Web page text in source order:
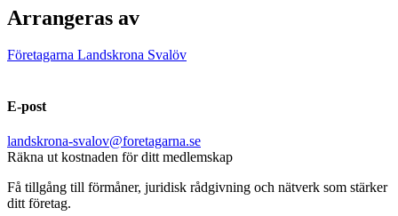
Arrangeras av
Företagarna Landskrona Svalöv
E-post
landskrona-svalov@foretagarna.se
Räkna ut kostnaden för ditt medlemskap
Få tillgång till förmåner, juridisk rådgivning och nätverk som stärker
ditt företag.